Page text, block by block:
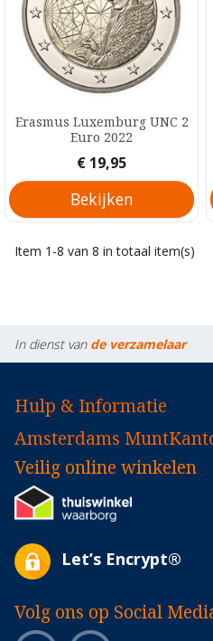
Erasmus Luxemburg UNC 2
Euro 2022
Prijs
€ 19,95
Bekijken
Item 1-8 van 8 in totaal item(s)
In dienst van de verzamelaar
Hulp & Informatie
Amsterdams
Veilig online winkelen
Let’s Encrypt®
Volg ons op Social